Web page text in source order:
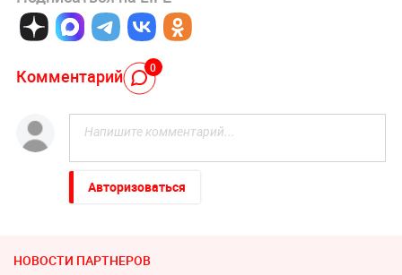
Комментарий 0
Авторизоваться
НОВОСТИ ПАРТНЕРОВ